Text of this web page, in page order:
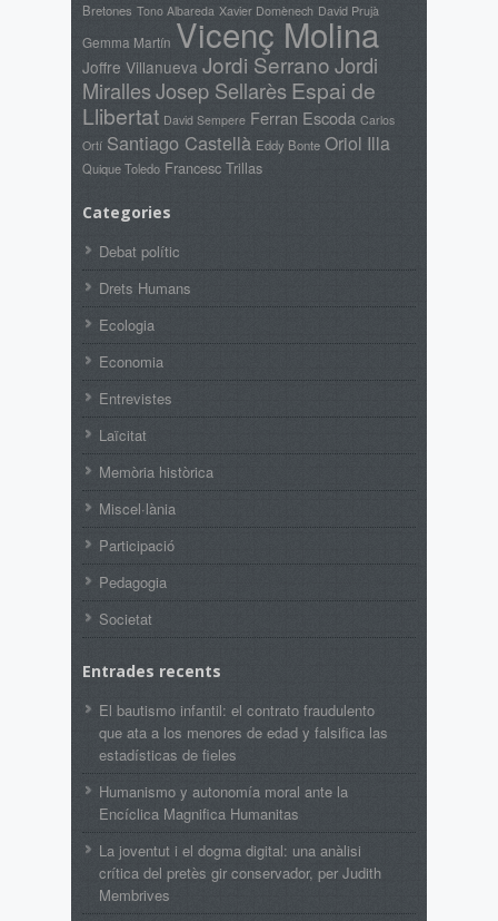
Bretones Tono Albareda Xavier Domènech David Prujà
Gemma Martín Vicenç Molina
Joffre Villanueva Jordi SerranoJordi
MirallesJosep SellarèsEspai de
Llibertat David Sempere Ferran Escoda Carlos
Ortí Santiago Castellà Eddy Bonte Oriol Illa
Quique Toledo Francesc Trillas
Categories
Debat polític
Drets Humans
Ecologia
Economia
Entrevistes
Laïcitat
Memòria històrica
Miscel·lània
Participació
Pedagogia
Societat
Entrades recents
El bautismo infantil: el contrato fraudulento
que ata a los menores de edad y falsifica las
estadísticas de fieles
Humanismo y autonomía moral ante la
Encíclica Magnifica Humanitas
La joventut i el dogma digital: una anàlisi
crítica del pretès gir conservador, per Judith
Membrives